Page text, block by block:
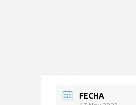
FECHA